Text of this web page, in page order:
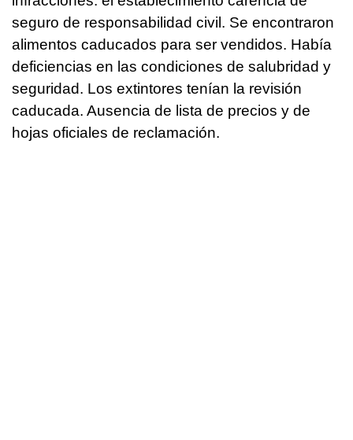
seguro de responsabilidad civil. Se encontraron
alimentos caducados para ser vendidos. Había
deficiencias en las condiciones de salubridad y
seguridad. Los extintores tenían la revisión
caducada. Ausencia de lista de precios y de
hojas oficiales de reclamación.